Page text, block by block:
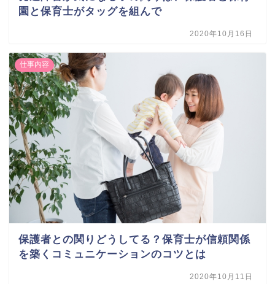
園と保育士がタッグを組んで
2020年10月16日
仕事内容
保護者との関りどうしてる？保育士が信頼関係
を築くコミュニケーションのコツとは
2020年10月11日